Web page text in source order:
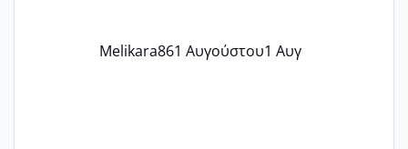
Melikara861 Αυγούστου1 Αυγ